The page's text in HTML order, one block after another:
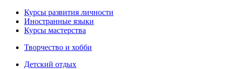
Курсы развития личности
Иностранные языки
Курсы мастерства
Творчество и хобби
Детский отдых